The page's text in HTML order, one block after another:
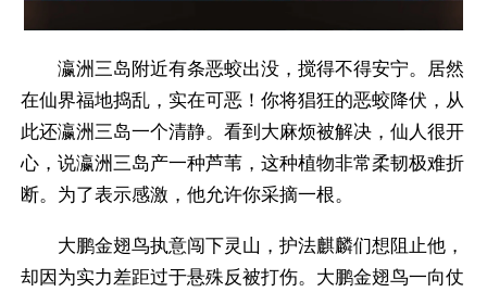
瀛洲三岛附近有条恶蛟出没，搅得不得安宁。居然
在仙界福地捣乱，实在可恶！你将猖狂的恶蛟降伏，从
此还瀛洲三岛一个清静。看到大麻烦被解决，仙人很开
心，说瀛洲三岛产一种芦苇，这种植物非常柔韧极难折
断。为了表示感激，他允许你采摘一根。
大鹏金翅鸟执意闯下灵山，护法麒麟们想阻止他，
却因为实力差距过于悬殊反被打伤。大鹏金翅鸟一向仗